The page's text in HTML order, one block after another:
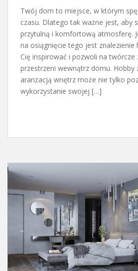
Twój dom to miejsce, w którym
czasu. Dlatego tak ważne jest, aby
przytulną i komfortową atmosferę.
na osiągnięcie tego jest znalezienie
Cię inspirować i pozwoli na
przestrzeni wewnątrz domu. Hobby
aranżacją wnętrz może nie tylko
wykorzystanie swojej […]